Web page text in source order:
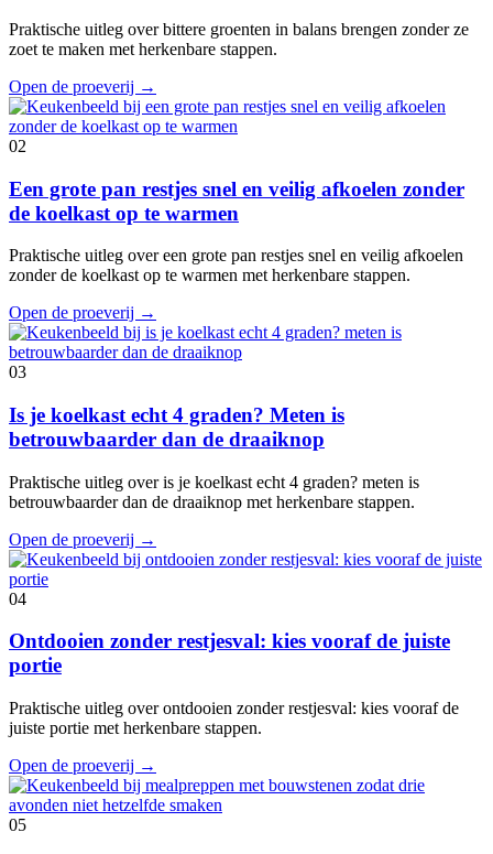
Praktische uitleg over bittere groenten in balans brengen zonder ze
zoet te maken met herkenbare stappen.
Open de proeverij →
02
Een grote pan restjes snel en veilig afkoelen zonder
de koelkast op te warmen
Praktische uitleg over een grote pan restjes snel en veilig afkoelen
zonder de koelkast op te warmen met herkenbare stappen.
Open de proeverij →
03
Is je koelkast echt 4 graden? Meten is
betrouwbaarder dan de draaiknop
Praktische uitleg over is je koelkast echt 4 graden? meten is
betrouwbaarder dan de draaiknop met herkenbare stappen.
Open de proeverij →
04
Ontdooien zonder restjesval: kies vooraf de juiste
portie
Praktische uitleg over ontdooien zonder restjesval: kies vooraf de
juiste portie met herkenbare stappen.
Open de proeverij →
05